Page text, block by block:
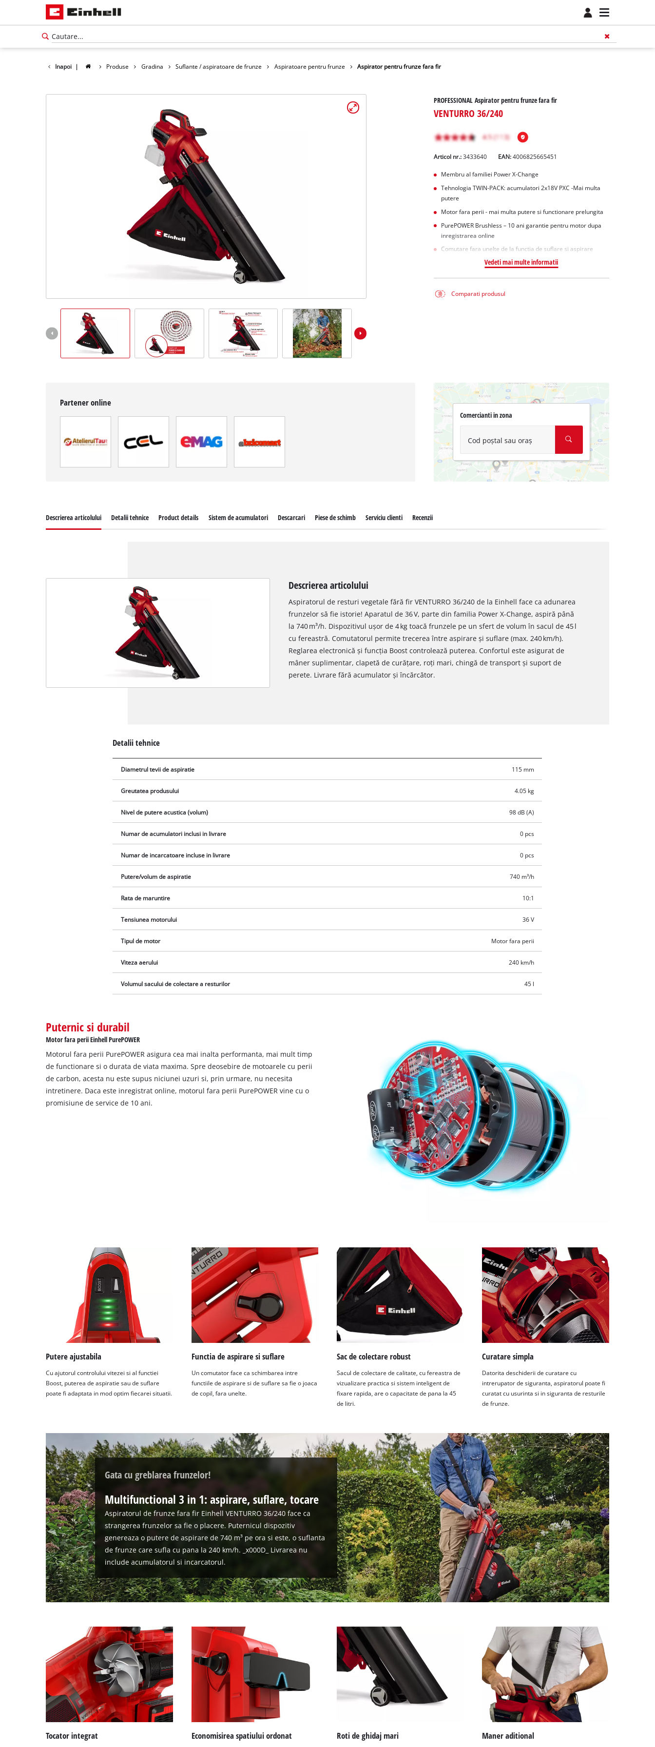
Inapoi | Produse Gradina Suflante / aspiratoare de frunze Aspiratoare pentru frunze Aspirator pentru frunze fara fir
PROFESSIONAL Aspirator pentru frunze fara fir
VENTURRO 36/240
Articol nr.: 3433640 EAN:4006825665451
Membru al familiei Power X-Change
Tehnologia TWIN-PACK: acumulatori 2x18V PXC -Mai multa
putere
Motor fara perii - mai multa putere si functionare prelungita
PurePOWER Brushless – 10 ani garantie pentru motor dupa
inregistrarea online
Comutare fara unelte de la functia de suflare si aspirare
Vedeti mai multe informatii
Comparati produsul
Partener online
Comercianti in zona
Cod poștal sau oraș
incarca serviciul Google Maps!
This content is not permitted to load due
to trackers that are not disclosed to the
visitor. The website owner needs to setup
the site with their CMP to add this content
to the list of technologies used.
Usercentrics Consent
Descrierea articolului Detalii tehnice Product details Sistem de acumulatori Descarcari Piese de schimb Serviciu clienti Recenzii
Descrierea articolului
Aspiratorul de resturi vegetale fără fir VENTURRO 36/240 de la Einhell face ca adunarea
frunzelor să fie istorie! Aparatul de 36 V, parte din familia Power X-Change, aspiră până
la 740 m³/h. Dispozitivul ușor de 4 kg toacă frunzele pe un sfert de volum în sacul de 45 l
cu fereastră. Comutatorul permite trecerea între aspirare și suflare (max. 240 km/h).
Reglarea electronică și funcția Boost controlează puterea. Confortul este asigurat de
mâner suplimentar, clapetă de curățare, roți mari, chingă de transport și suport de
perete. Livrare fără acumulator și încărcător.
Detalii tehnice
Diametrul tevii de aspiratie 115 mm
Greutatea produsului 4.05 kg
Nivel de putere acustica (volum) 98 dB (A)
Numar de acumulatori inclusi in livrare 0 pcs
Numar de incarcatoare incluse in livrare 0 pcs
Putere/volum de aspiratie 740 m³/h
Rata de maruntire 10:1
Tensiunea motorului 36 V
Tipul de motor Motor fara perii
Viteza aerului 240 km/h
Volumul sacului de colectare a resturilor 45 l
Puternic si durabil
Motor fara perii Einhell PurePOWER
Motorul fara perii PurePOWER asigura cea mai inalta performanta, mai mult timp
de functionare si o durata de viata maxima. Spre deosebire de motoarele cu perii
de carbon, acesta nu este supus niciunei uzuri si, prin urmare, nu necesita
intretinere. Daca este inregistrat online, motorul fara perii PurePOWER vine cu o
promisiune de service de 10 ani.
Putere ajustabila
Cu ajutorul controlului vitezei si al functiei
Boost, puterea de aspiratie sau de suflare
poate fi adaptata in mod optim fiecarei situatii.
Functia de aspirare si suflare
Un comutator face ca schimbarea intre
functiile de aspirare si de suflare sa fie o joaca
de copil, fara unelte.
Sac de colectare robust
Sacul de colectare de calitate, cu fereastra de
vizualizare practica si sistem inteligent de
fixare rapida, are o capacitate de pana la 45
de litri.
Curatare simpla
Datorita deschiderii de curatare cu
intrerupator de siguranta, aspiratorul poate fi
curatat cu usurinta si in siguranta de resturile
de frunze.
Gata cu greblarea frunzelor!
Multifunctional 3 in 1: aspirare, suflare, tocare
Aspiratorul de frunze fara fir Einhell VENTURRO 36/240 face ca
strangerea frunzelor sa fie o placere. Puternicul dispozitiv
genereaza o putere de aspirare de 740 m³ pe ora si este, o suflanta
de frunze care sufla cu pana la 240 km/h. _x000D_ Livrarea nu
include acumulatorul si incarcatorul.
Tocator integrat Economisirea spatiului ordonat Roti de ghidaj mari Maner aditional